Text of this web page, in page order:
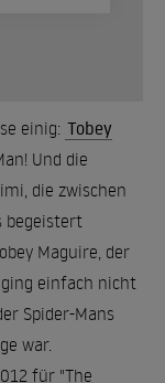
einig: Tobey
Und die
die zwischen
begeistert
Maguire, der
einfach nicht
Spider-Mans
war.
für "The